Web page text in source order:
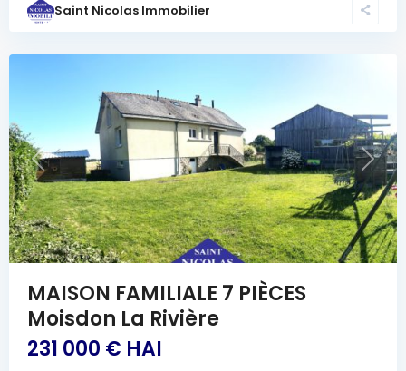
Saint Nicolas Immobilier
Previous Next
MAISON FAMILIALE 7 PIÈCES
Moisdon La Rivière
231 000 € HAI